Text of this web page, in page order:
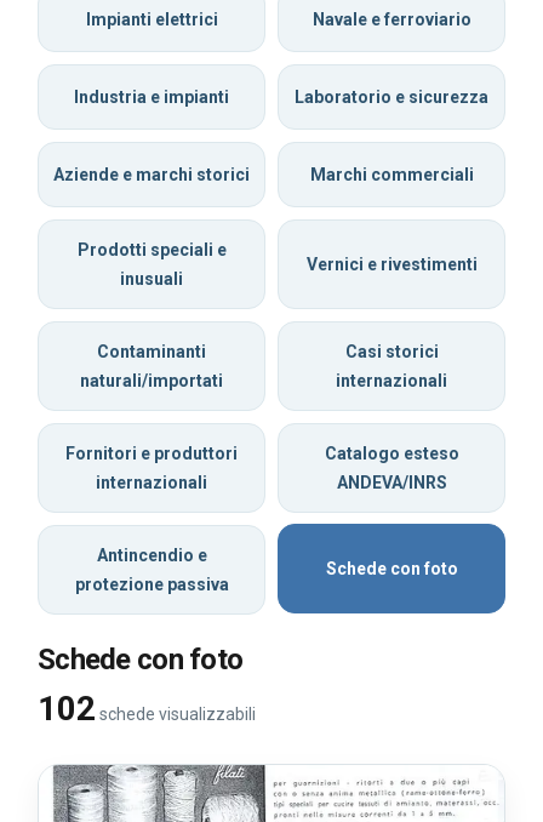
Impianti elettrici Navale e ferroviario
Industria e impianti Laboratorio e sicurezza
Aziende e marchi storici Marchi commerciali
Prodotti speciali e
inusuali
Vernici e rivestimenti
Contaminanti
naturali/importati
Casi storici
internazionali
Fornitori e produttori
internazionali
Catalogo esteso
ANDEVA/INRS
Antincendio e
protezione passiva
Schede con foto
Schede con foto
102 schede visualizzabili